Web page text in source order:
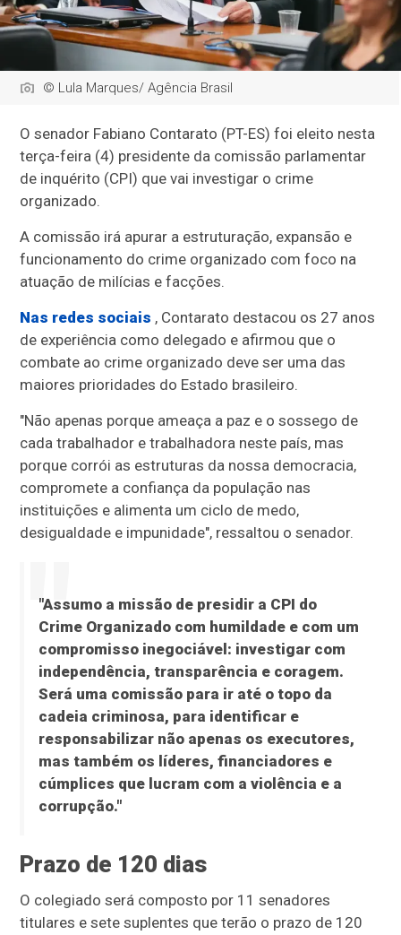
© Lula Marques/ Agência Brasil
O senador Fabiano Contarato (PT-ES) foi eleito nesta
terça-feira (4) presidente da comissão parlamentar
de inquérito (CPI) que vai investigar o crime
organizado.
A comissão irá apurar a estruturação, expansão e
funcionamento do crime organizado com foco na
atuação de milícias e facções.
Nas redes sociais , Contarato destacou os 27 anos
de experiência como delegado e afirmou que o
combate ao crime organizado deve ser uma das
maiores prioridades do Estado brasileiro.
"Não apenas porque ameaça a paz e o sossego de
cada trabalhador e trabalhadora neste país, mas
porque corrói as estruturas da nossa democracia,
compromete a confiança da população nas
instituições e alimenta um ciclo de medo,
desigualdade e impunidade", ressaltou o senador.
"Assumo a missão de presidir a CPI do
Crime Organizado com humildade e com um
compromisso inegociável: investigar com
independência, transparência e coragem.
Será uma comissão para ir até o topo da
cadeia criminosa, para identificar e
responsabilizar não apenas os executores,
mas também os líderes, financiadores e
cúmplices que lucram com a violência e a
corrupção."
Prazo de 120 dias
O colegiado será composto por 11 senadores
titulares e sete suplentes que terão o prazo de 120